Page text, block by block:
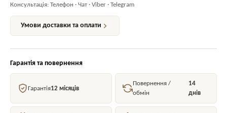
Консультація: Телефон · Чат · Viber · Telegram
Умови доставки та оплати
Гарантія та повернення
Гарантія12 місяців
Повернення /
обмін
14
днів